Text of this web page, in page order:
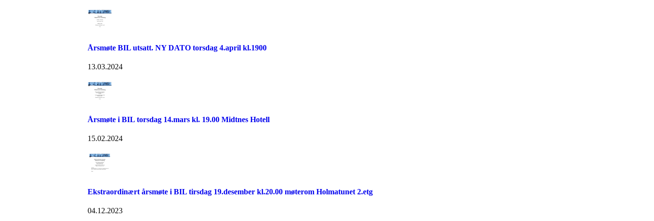
Årsmøte BIL utsatt. NY DATO torsdag 4.april kl.1900
13.03.2024
Årsmøte i BIL torsdag 14.mars kl. 19.00 Midtnes Hotell
15.02.2024
Ekstraordinært årsmøte i BIL tirsdag 19.desember kl.20.00 møterom Holmatunet 2.etg
04.12.2023